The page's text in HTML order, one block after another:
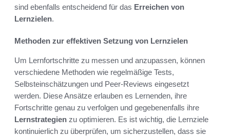
sind ebenfalls entscheidend für das Erreichen von
Lernzielen.
Methoden zur effektiven Setzung von Lernzielen
Um Lernfortschritte zu messen und anzupassen, können
verschiedene Methoden wie regelmäßige Tests,
Selbsteinschätzungen und Peer-Reviews eingesetzt
werden. Diese Ansätze erlauben es Lernenden, ihre
Fortschritte genau zu verfolgen und gegebenenfalls ihre
Lernstrategien zu optimieren. Es ist wichtig, die Lernziele
kontinuierlich zu überprüfen, um sicherzustellen, dass sie